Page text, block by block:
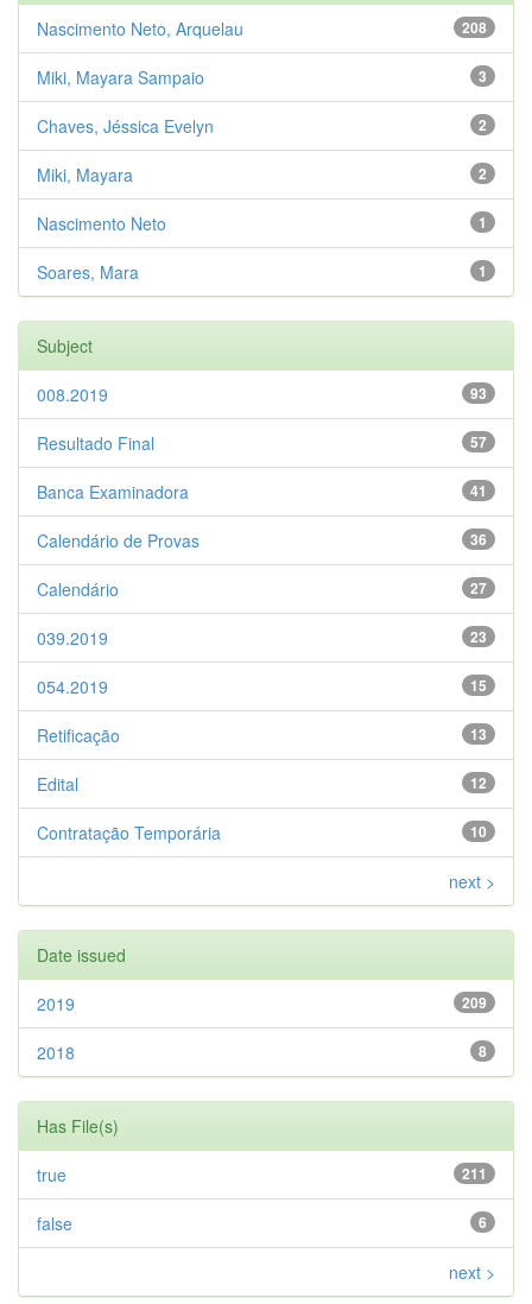
208
Nascimento Neto, Arquelau
3
Miki, Mayara Sampaio
2
Chaves, Jéssica Evelyn
2
Miki, Mayara
1
Nascimento Neto
1
Soares, Mara
Subject
93
008.2019
57
Resultado Final
41
Banca Examinadora
36
Calendário de Provas
27
Calendário
23
039.2019
15
054.2019
13
Retificação
12
Edital
10
Contratação Temporária
next >
Date issued
209
2019
8
2018
Has File(s)
211
true
6
false
next >